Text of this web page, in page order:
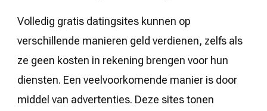
Volledig gratis datingsites kunnen op
verschillende manieren geld verdienen, zelfs als
ze geen kosten in rekening brengen voor hun
diensten. Een veelvoorkomende manier is door
middel van advertenties. Deze sites tonen